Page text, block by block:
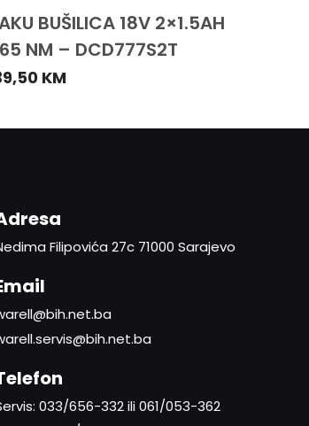
BUŠILICA 18V 2×1.5AH
NM – DCD777S2T
KM
Filipovića 27c 71000 Sarajevo
033/656-332 ili 061/053-362